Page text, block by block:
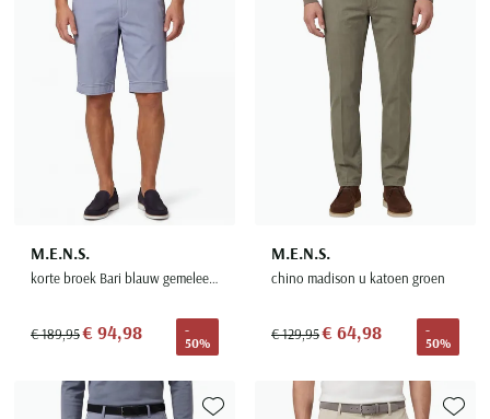
M.E.N.S.
korte broek Bari blauw gemeleerd katoen
€ 189,95€ 94,98
-
50%
M.E.N.S.
chino madison u katoen groen
€ 129,95€ 64,98
-
50%